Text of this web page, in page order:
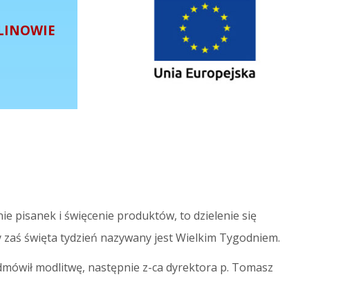
pisanek i święcenie produktów, to dzielenie się
święta tydzień nazywany jest Wielkim Tygodniem.
modlitwę, następnie z-ca dyrektora p. Tomasz